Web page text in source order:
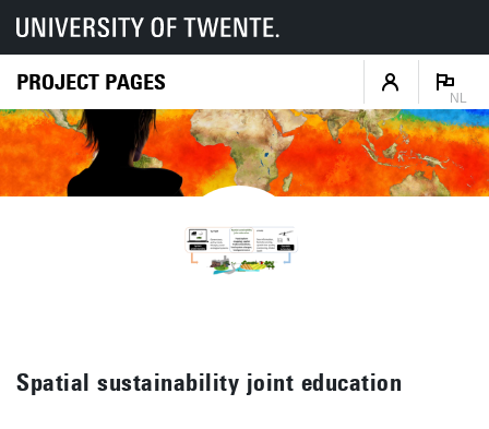
PROJECT PAGES
NL
Spatial sustainability joint education